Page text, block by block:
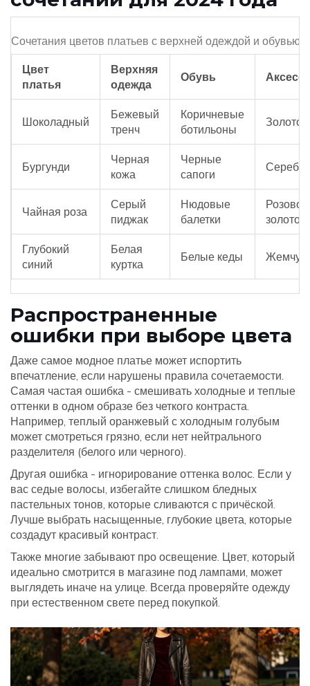
Сочетания цветов платьев с верхней одеждой и обувью
Цвет
платья
Верхняя
одежда
Обувь
Шоколадный
Бежевый
тренч
Коричневые
ботильоны
Золото
Бургунди
Черная
кожа
Черные
сапоги
Чайная роза
Серый
пиджак
Нюдовые
балетки
Розовое
золото
Глубокий
синий
Белая
куртка
Белые кеды Жемчуг
Распространенные
ошибки при выборе цвета
Даже самое модное платье может испортить
впечатление, если нарушены правила сочетаемости.
Самая частая ошибка - смешивать холодные и теплые
оттенки в одном образе без четкого контраста.
Например, теплый оранжевый с холодным голубым
может смотреться грязно, если нет нейтрального
разделителя (белого или черного).
Другая ошибка - игнорирование оттенка волос. Если у
вас седые волосы, избегайте слишком бледных
пастельных тонов, которые сливаются с причёской.
Лучше выбрать насыщенные, глубокие цвета, которые
создадут красивый контраст.
Также многие забывают про освещение. Цвет, который
идеально смотрится в магазине под лампами, может
выглядеть иначе на улице. Всегда проверяйте одежду
при естественном свете перед покупкой.